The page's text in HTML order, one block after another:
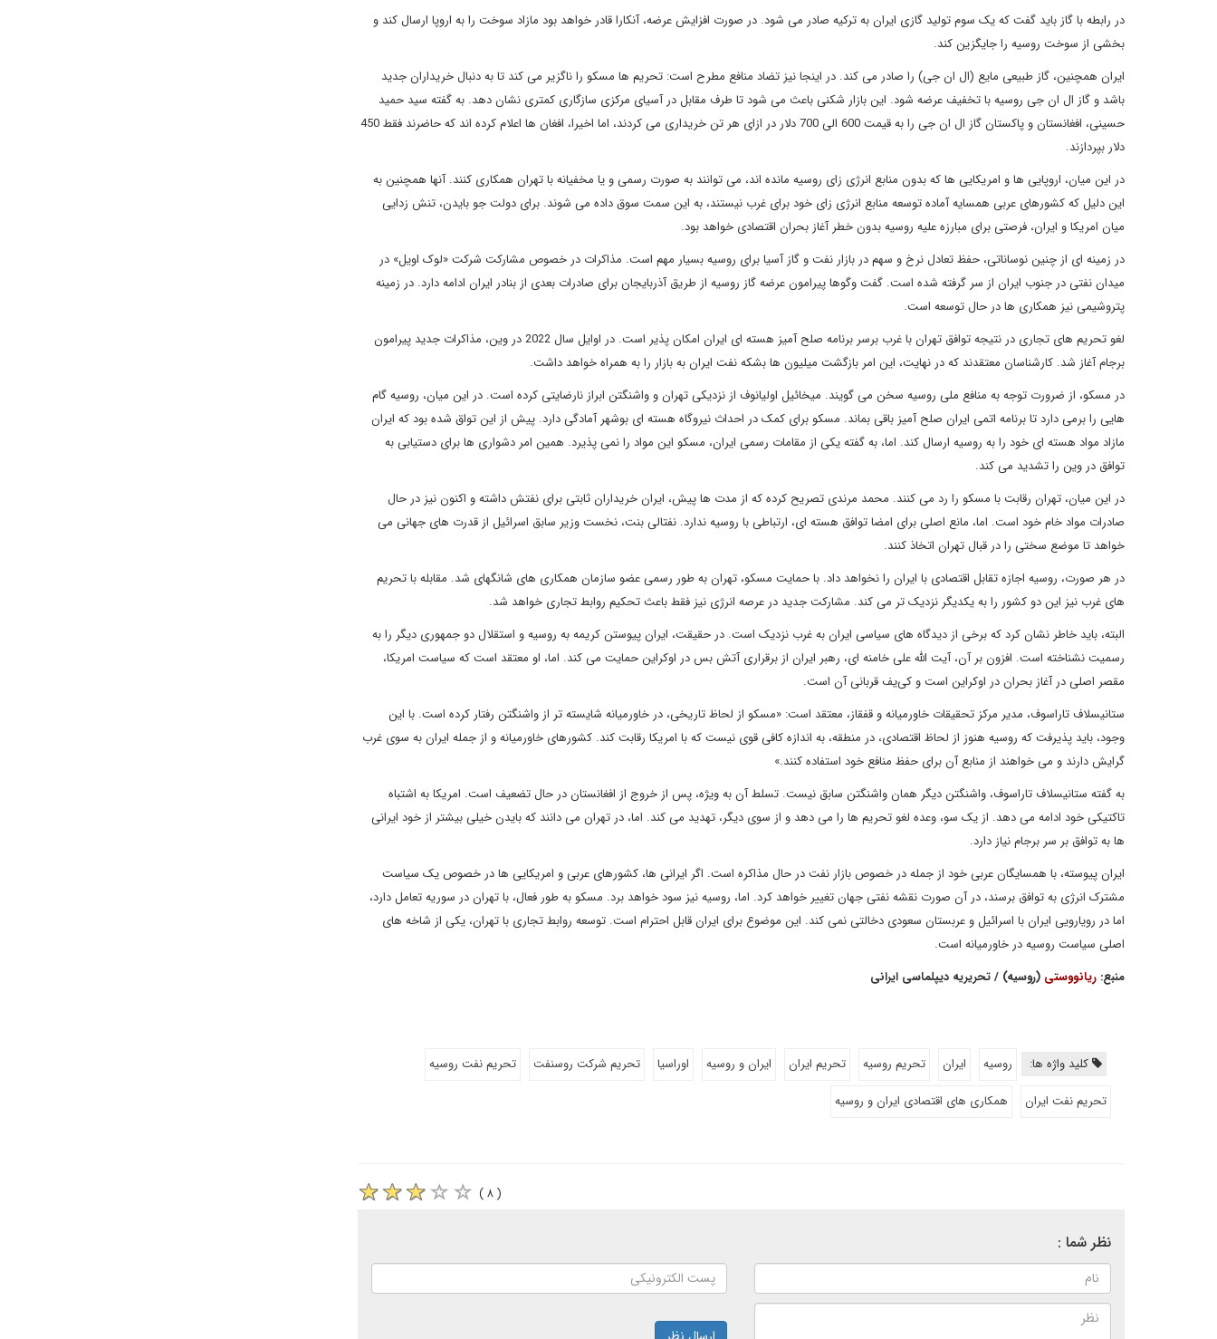
در رابطه با گاز باید گفت که یک سوم تولید گازی ایران به ترکیه صادر می شود. در صورت افزایش عرضه، آنکارا قادر خواهد بود مازاد سوخت را به اروپا ارسال کند و
بخشی از سوخت روسیه را جایگزین کند.
ایران همچنین، گاز طبیعی مایع (ال ان جی) را صادر می کند. در اینجا نیز تضاد منافع مطرح است: تحریم ها مسکو را ناگزیر می کند تا به دنبال خریداران جدید
باشد و گاز ال ان جی روسیه با تخفیف عرضه شود. این بازار شکنی باعث می شود تا طرف مقابل در آسیای مرکزی سازگاری کمتری نشان دهد. به گفته سید حمید
حسینی، افغانستان و پاکستان گاز ال ان جی را به قیمت 600 الی 700 دلار در ازای هر تن خریداری می کردند، اما اخیرا، افغان ها اعلام کرده اند که حاضرند فقط 450
دلار بپردازند.
در این میان، اروپایی ها و امریکایی ها که بدون منابع انرژی زای روسیه مانده اند، می توانند به صورت رسمی و یا مخفیانه با تهران همکاری کنند. آنها همچنین به
این دلیل که کشورهای عربی همسایه آماده توسعه منابع انرژی زای خود برای غرب نیستند، به این سمت سوق داده می شوند. برای دولت جو بایدن، تنش زدایی
میان امریکا و ایران، فرصتی برای مبارزه علیه روسیه بدون خطر آغاز بحران اقتصادی خواهد بود.
در زمینه ای از چنین نوساناتی، حفظ تعادل نرخ و سهم در بازار نفت و گاز آسیا برای روسیه بسیار مهم است. مذاکرات در خصوص مشارکت شرکت «لوک اویل» در
میدان نفتی در جنوب ایران از سر گرفته شده است. گفت وگوها پیرامون عرضه گاز روسیه از طریق آذربایجان برای صادرات بعدی از بنادر ایران ادامه دارد. در زمینه
پتروشیمی نیز همکاری ها در حال توسعه است.
لغو تحریم های تجاری در نتیجه توافق تهران با غرب برسر برنامه صلح آمیز هسته ای ایران امکان پذیر است. در اوایل سال 2022 در وین، مذاکرات جدید پیرامون
برجام آغاز شد. کارشناسان معتقدند که در نهایت، این امر بازگشت میلیون ها بشکه نفت ایران به بازار را به همراه خواهد داشت.
در مسکو، از ضرورت توجه به منافع ملی روسیه سخن می گویند. میخائیل اولیانوف از نزدیکی تهران و واشنگتن ابراز نارضایتی کرده است. در این میان، روسیه گام
هایی را برمی دارد تا برنامه اتمی ایران صلح آمیز باقی بماند. مسکو برای کمک در احداث نیروگاه هسته ای بوشهر آمادگی دارد. پیش از این تواق شده بود که ایران
مازاد مواد هسته ای خود را به روسیه ارسال کند. اما، به گفته یکی از مقامات رسمی ایران، مسکو این مواد را نمی پذیرد. همین امر دشواری ها برای دستیابی به
توافق در وین را تشدید می کند.
در این میان، تهران رقابت با مسکو را رد می کنند. محمد مرندی تصریح کرده که از مدت ها پیش، ایران خریداران ثابتی برای نفتش داشته و اکنون نیز در حال
صادرات مواد خام خود است. اما، مانع اصلی برای امضا توافق هسته ای، ارتباطی با روسیه ندارد. نفتالی بنت، نخست وزیر سابق اسرائیل از قدرت های جهانی می
خواهد تا موضع سختی را در قبال تهران اتخاذ کنند.
در هر صورت، روسیه اجازه تقابل اقتصادی با ایران را نخواهد داد. با حمایت مسکو، تهران به طور رسمی عضو سازمان همکاری های شانگهای شد. مقابله با تحریم
های غرب نیز این دو کشور را به یکدیگر نزدیک تر می کند. مشارکت جدید در عرصه انرژی نیز فقط باعث تحکیم روابط تجاری خواهد شد.
البته، باید خاطر نشان کرد که برخی از دیدگاه های سیاسی ایران به غرب نزدیک است. در حقیقت، ایران پیوستن کریمه به روسیه و استقلال دو جمهوری دیگر را به
رسمیت نشناخته است. افزون بر آن، آیت الله علی خامنه ای، رهبر ایران از برقراری آتش بس در اوکراین حمایت می کند. اما، او معتقد است که سیاست امریکا،
مقصر اصلی در آغاز بحران در اوکراین است و کی‌یف قربانی آن است.
ستانیسلاف تاراسوف، مدیر مرکز تحقیقات خاورمیانه و قفقاز، معتقد است: «مسکو از لحاظ تاریخی، در خاورمیانه شایسته تر از واشنگتن رفتار کرده است. با این
وجود، باید پذیرفت که روسیه هنوز از لحاظ اقتصادی، در منطقه، به اندازه کافی قوی نیست که با امریکا رقابت کند. کشورهای خاورمیانه و از جمله ایران به سوی غرب
گرایش دارند و می خواهند از منابع آن برای حفظ منافع خود استفاده کنند.»
به گفته ستانیسلاف تاراسوف، واشنگتن دیگر همان واشنگتن سابق نیست. تسلط آن به ویژه، پس از خروج از افغانستان در حال تضعیف است. امریکا به اشتباه
تاکتیکی خود ادامه می دهد. از یک سو، وعده لغو تحریم ها را می دهد و از سوی دیگر، تهدید می کند. اما، در تهران می دانند که بایدن خیلی بیشتر از خود ایرانی
ها به توافق بر سر برجام نیاز دارد.
ایران پیوسته، با همسایگان عربی خود از جمله در خصوص بازار نفت در حال مذاکره است. اگر ایرانی ها، کشورهای عربی و امریکایی ها در خصوص یک سیاست
مشترک انرژی به توافق برسند، در آن صورت نقشه نفتی جهان تغییر خواهد کرد. اما، روسیه نیز سود خواهد برد. مسکو به طور فعال، با تهران در سوریه تعامل دارد،
اما در رویارویی ایران با اسرائیل و عربستان سعودی دخالتی نمی کند. این موضوع برای ایران قابل احترام است. توسعه روابط تجاری با تهران، یکی از شاخه های
اصلی سیاست روسیه در خاورمیانه است.
منبع: ریانووستی (روسیه) / تحریریه دیپلماسی ایرانی
کلید واژه ها: روسیه ایران تحریم روسیه تحریم ایران ایران و روسیه اوراسیا تحریم شرکت روسنفت
تحریم نفت روسیه
تحریم نفت ایران
همکاری های اقتصادی ایران و روسیه
( ۸ )
نظر شما :